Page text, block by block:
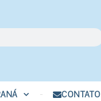
CONTATO